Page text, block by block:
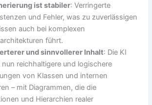
ist stabiler: Verringerte
und Fehler, was zu zuverlässigen
auch bei komplexen
führt.
und sinnvollerer Inhalt: Die KI
nun reichhaltigere und logischere
von Klassen und internen
– mit Diagrammen, die die
und Hierarchien realer